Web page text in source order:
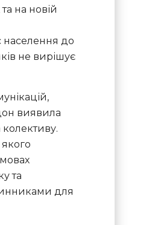
на новій
населення до
не вирішує
виявила
колективу.
та
для